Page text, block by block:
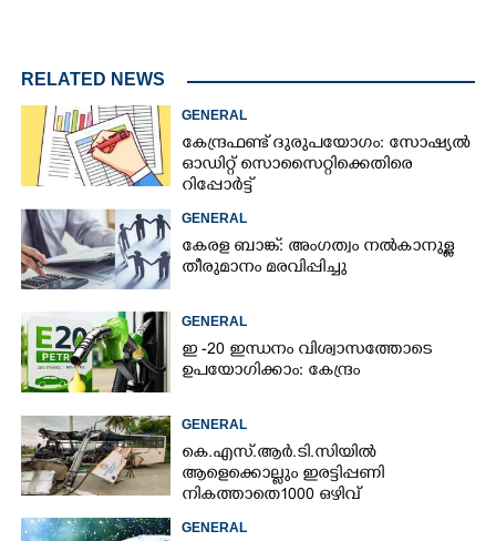
RELATED NEWS
GENERAL
കേന്ദ്രഫണ്ട് ദുരുപയോഗം: സോഷ്യൽ
ഓഡിറ്റ് സൊസൈറ്റിക്കെതിരെ
റിപ്പോർട്ട്
GENERAL
കേരള ബാങ്ക്: അംഗത്വം നൽകാനുള്ള
തീരുമാനം മരവിപ്പിച്ചു
GENERAL
ഇ -20 ഇന്ധനം വിശ്വാസത്തോടെ
ഉപയോഗിക്കാം: കേന്ദ്രം
GENERAL
കെ.എസ്.ആർ.ടി.സിയിൽ
ആളെക്കൊല്ലും ഇരട്ടിപ്പണി
നികത്താതെ 1000 ഒഴിവ്
GENERAL